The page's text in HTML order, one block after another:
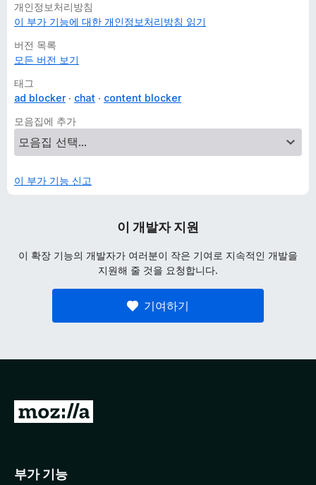
개인정보처리방침
이 부가 기능에 대한 개인정보처리방침 읽기
버전 목록
모든 버전 보기
태그
ad blocker
chat
content blocker
모음집에 추가
이 부가 기능 신고
이 개발자 지원
이 확장 기능의 개발자가 여러분이 작은 기여로 지속적인 개발을
지원해 줄 것을 요청합니다.
기여하기
M
부가 기능